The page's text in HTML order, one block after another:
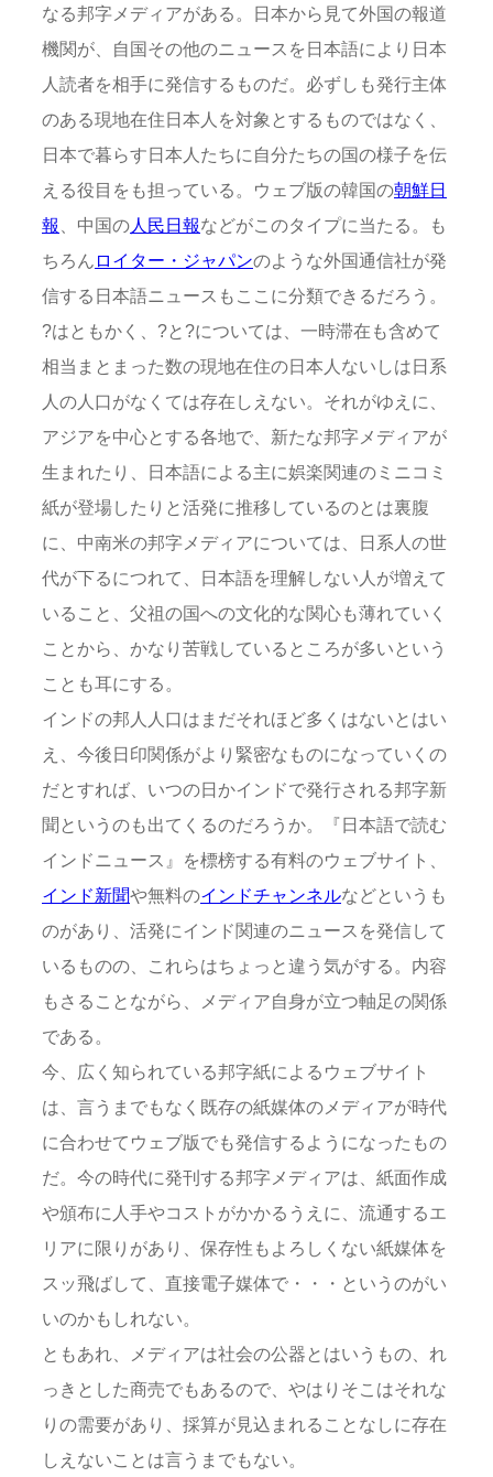
なる邦字メディアがある。日本から見て外国の報道
機関が、自国その他のニュースを日本語により日本
人読者を相手に発信するものだ。必ずしも発行主体
のある現地在住日本人を対象とするものではなく、
日本で暮らす日本人たちに自分たちの国の様子を伝
える役目をも担っている。ウェブ版の韓国の朝鮮日
報
、中国の人民日報などがこのタイプに当たる。も
ちろん ロイター・ジャパンのような外国通信社が発
信する日本語ニュースもここに分類できるだろう。
?はともかく、?と?については、一時滞在も含めて
相当まとまった数の現地在住の日本人ないしは日系
人の人口がなくては存在しえない。それがゆえに、
アジアを中心とする各地で、新たな邦字メディアが
生まれたり、日本語による主に娯楽関連のミニコミ
紙が登場したりと活発に推移しているのとは裏腹
に、中南米の邦字メディアについては、日系人の世
代が下るにつれて、日本語を理解しない人が増えて
いること、父祖の国への文化的な関心も薄れていく
ことから、かなり苦戦しているところが多いという
ことも耳にする。
インドの邦人人口はまだそれほど多くはないとはい
え、今後日印関係がより緊密なものになっていくの
だとすれば、いつの日かインドで発行される邦字新
聞というのも出てくるのだろうか。『日本語で読む
インドニュース』を標榜する有料のウェブサイト、
インド新聞や無料のインドチャンネルなどというも
のがあり、活発にインド関連のニュースを発信して
いるものの、これらはちょっと違う気がする。内容
もさることながら、メディア自身が立つ軸足の関係
である。
今、広く知られている邦字紙によるウェブサイト
は、言うまでもなく既存の紙媒体のメディアが時代
に合わせてウェブ版でも発信するようになったもの
だ。今の時代に発刊する邦字メディアは、紙面作成
や頒布に人手やコストがかかるうえに、流通するエ
リアに限りがあり、保存性もよろしくない紙媒体を
スッ飛ばして、直接電子媒体で・・・というのがい
いのかもしれない。
ともあれ、メディアは社会の公器とはいうもの、れ
っきとした商売でもあるので、やはりそこはそれな
りの需要があり、採算が見込まれることなしに存在
しえないことは言うまでもない。